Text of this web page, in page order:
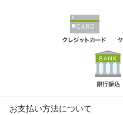
お支払い方法について